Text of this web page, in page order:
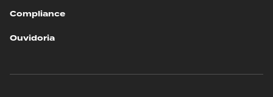
Compliance
Ouvidoria